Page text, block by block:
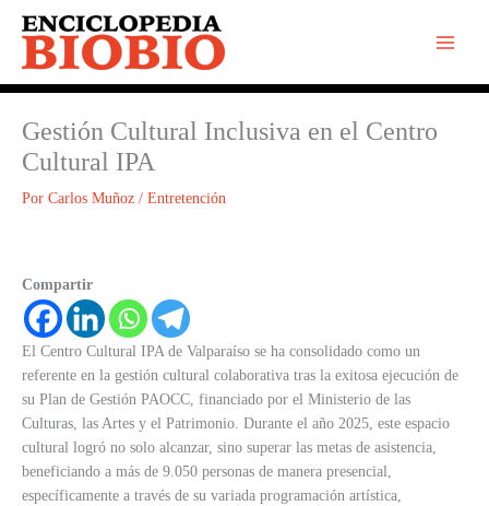
contenido
Gestión Cultural Inclusiva en el Centro
Cultural IPA
Por Carlos Muñoz / Entretención
Compartir
El Centro Cultural IPA de Valparaíso se ha consolidado como un
referente en la gestión cultural colaborativa tras la exitosa ejecución de
su Plan de Gestión PAOCC, financiado por el Ministerio de las
Culturas, las Artes y el Patrimonio. Durante el año 2025, este espacio
cultural logró no solo alcanzar, sino superar las metas de asistencia,
beneficiando a más de 9.050 personas de manera presencial,
específicamente a través de su variada programación artística,